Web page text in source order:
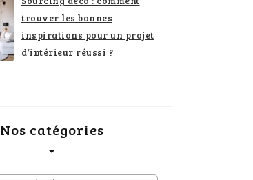
trouver les bonnes
inspirations pour un projet
d’intérieur réussi ?
Nos catégories